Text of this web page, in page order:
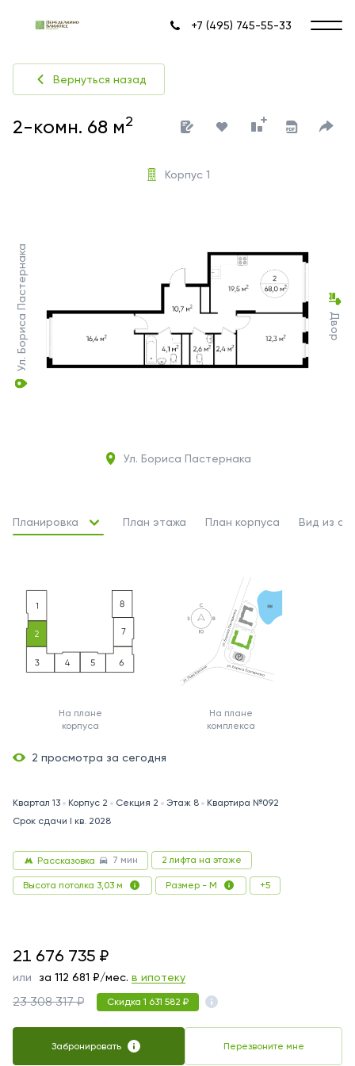
+7 (495) 745-55-33
Вернуться назад
2-комн. 68 м2
Ул. Бориса Пастернака Двор
Ул. Бориса Пастернака
Корпус 1
Планировка План этажа План корпуса Вид из
На плане
корпуса
На плане
комплекса
2 просмотра за сегодня
Квартал 13 Корпус 2 Секция 2 Этаж 8
Квартира №092
Срок сдачи I кв. 2028
Рассказовка 7 мин 2 лифта на этаже
Высота потолка 3,03 м Размер - M +5
21676735
21 676 735 ₽
или за 112 681 ₽/мес. в ипотеку
23 308 317 ₽ Скидка 1 631 582 ₽
Забронировать Перезвоните мне